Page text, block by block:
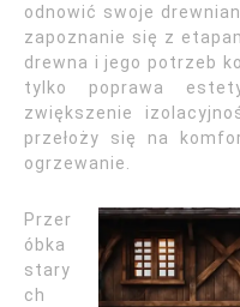
odnowić swoje
zapoznanie się z
drewna i jego potrzeb
tylko poprawa
zwiększenie
przełoży się na
ogrzewanie.
Przer
óbka
stary
ch